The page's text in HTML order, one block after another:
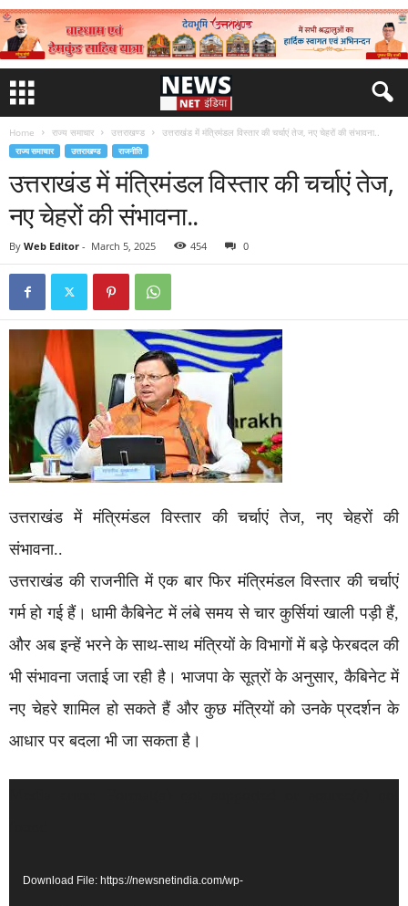
Home राज्य समाचार उत्तराखण्ड उत्तराखंड में मंत्रिमंडल विस्तार की चर्चाएं तेज, नए चेहरों की संभावना..
राज्य समाचार उत्तराखण्ड राजनीति
उत्तराखंड में मंत्रिमंडल विस्तार की चर्चाएं तेज,
नए चेहरों की संभावना..
By Web Editor - March 5, 2025 454 0
उत्तराखंड में मंत्रिमंडल विस्तार की चर्चाएं तेज, नए चेहरों की
संभावना..
उत्तराखंड की राजनीति में एक बार फिर मंत्रिमंडल विस्तार की चर्चाएं
गर्म हो गई हैं। धामी कैबिनेट में लंबे समय से चार कुर्सियां खाली पड़ी हैं,
और अब इन्हें भरने के साथ-साथ मंत्रियों के विभागों में बड़े फेरबदल की
भी संभावना जताई जा रही है। भाजपा के सूत्रों के अनुसार, कैबिनेट में
नए चेहरे शामिल हो सकते हैं और कुछ मंत्रियों को उनके प्रदर्शन के
आधार पर बदला भी जा सकता है।
Download File: https://newsnetindia.com/wp-